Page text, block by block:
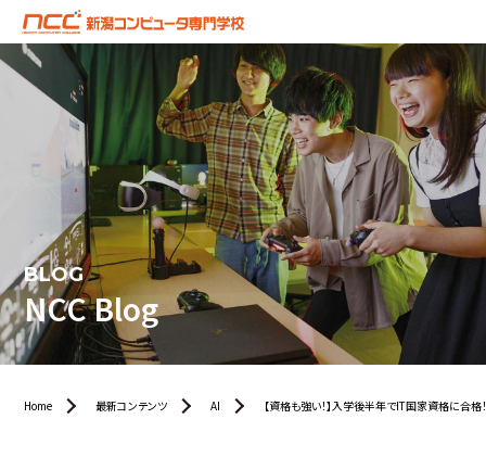
BLOG
NCC Blog
Home 最新コンテンツ AI 【資格も強い！】入学後半年でIT国家資格に合格